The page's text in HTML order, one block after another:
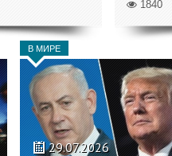
1840
В МИРЕ
29.07.2026